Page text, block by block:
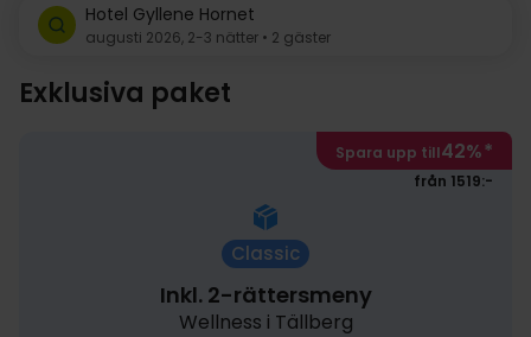
Hotel Gyllene Hornet
augusti 2026, 2-3 nätter • 2 gäster
Exklusiva paket
Spara upp till42%*
från 1519:-
Classic
Inkl. 2-rättersmeny
Wellness i Tällberg